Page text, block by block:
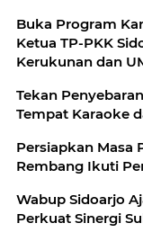
Buka Program
Ketua TP-PKK
Kerukunan dan
Tekan
Tempat Karaoke
Persiapkan Masa
Rembang Ikuti
Wabup Sidoarjo
Perkuat Sinergi